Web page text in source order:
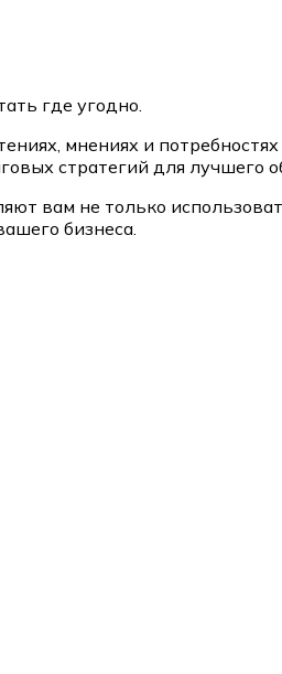
где угодно.
мнениях и
стратегий для лучшего
вам не только
бизнеса.